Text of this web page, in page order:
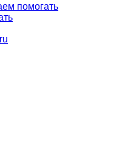
помогать